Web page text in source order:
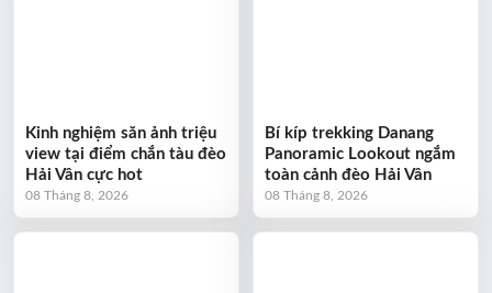
Kinh nghiệm săn ảnh triệu
view tại điểm chắn tàu đèo
Hải Vân cực hot
08 Tháng 8, 2026
Bí kíp trekking Danang
Panoramic Lookout ngắm
toàn cảnh đèo Hải Vân
08 Tháng 8, 2026